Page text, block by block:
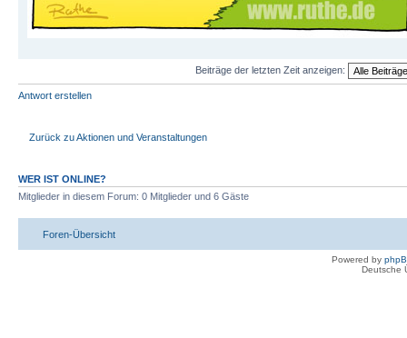
Beiträge der letzten Zeit anzeigen:
Antwort erstellen
Zurück zu Aktionen und Veranstaltungen
WER IST ONLINE?
Mitglieder in diesem Forum: 0 Mitglieder und 6 Gäste
Foren-Übersicht
Powered by
Deutsche